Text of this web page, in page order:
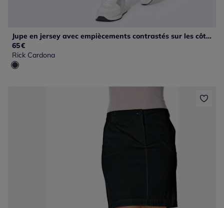
Jupe en jersey avec empiècements contrastés sur les côtés
65€
Rick Cardona